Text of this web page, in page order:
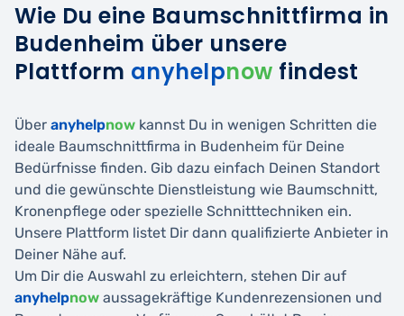
Wie Du eine Baumschnittfirma in
Budenheim über unsere
Plattform anyhelpnow findest
Über anyhelpnow kannst Du in wenigen Schritten die
ideale Baumschnittfirma in Budenheim für Deine
Bedürfnisse finden. Gib dazu einfach Deinen Standort
und die gewünschte Dienstleistung wie Baumschnitt,
Kronenpflege oder spezielle Schnitttechniken ein.
Unsere Plattform listet Dir dann qualifizierte Anbieter in
Deiner Nähe auf.
Um Dir die Auswahl zu erleichtern, stehen Dir auf
anyhelpnow aussagekräftige Kundenrezensionen und